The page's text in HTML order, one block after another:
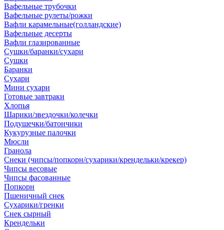
Вафельные трубочки
Вафельные рулеты/рожки
Вафли карамельные(голландские)
Вафельные десерты
Вафли глазированные
Сушки/баранки/сухари
Сушки
Баранки
Сухари
Мини сухари
Готовые завтраки
Хлопья
Шарики/звездочки/колечки
Подушечки/батончики
Кукурузные палочки
Мюсли
Гранола
Снеки (чипсы/попкорн/сухарики/крендельки/крекер)
Чипсы весовые
Чипсы фасованные
Попкорн
Пшеничный снек
Сухарики/гренки
Снек сырный
Крендельки